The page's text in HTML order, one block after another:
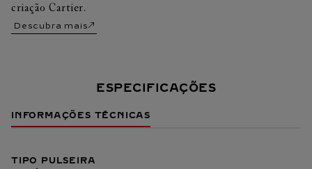
criação Cartier.
Descubra mais
ESPECIFICAÇÕES
INFORMAÇÕES TÉCNICAS
TIPO PULSEIRA